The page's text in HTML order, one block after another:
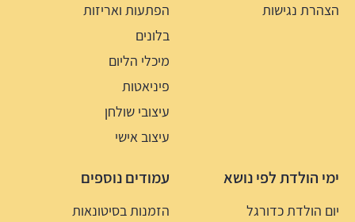
הצהרת נגישות
הפתעות ואריזות
בלונים
מיכלי הליום
פיניאטות
עיצובי שולחן
עיצוב אישי
ימי הולדת לפי נושא
יום הולדת כדורגל
עמודים נוספים
הזמנות בסיטונאות